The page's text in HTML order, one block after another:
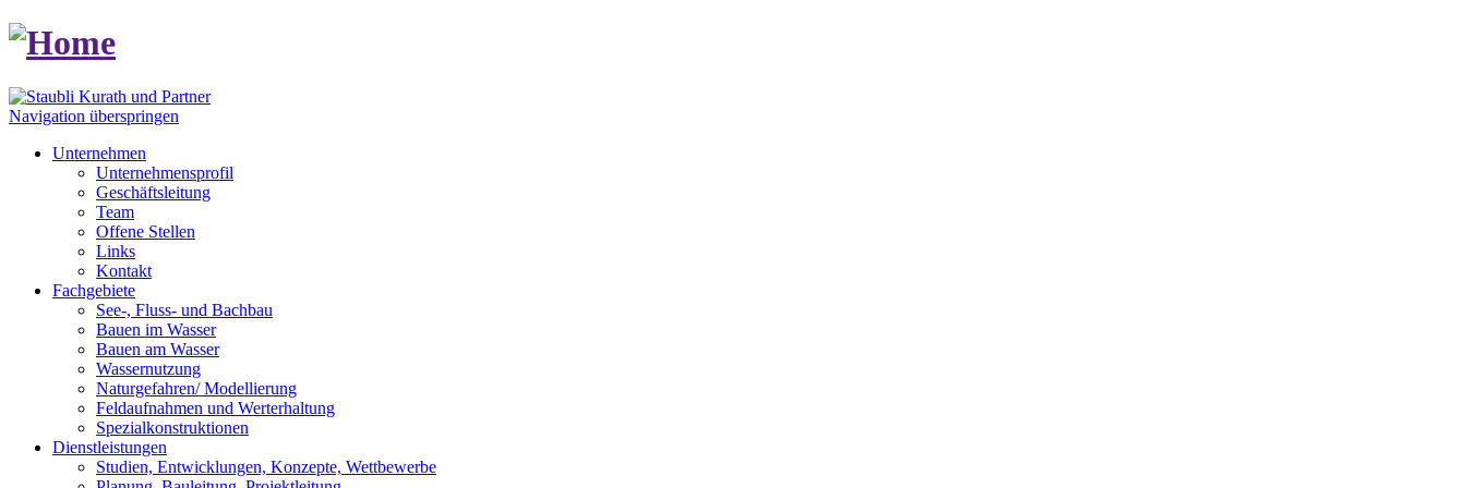
Navigation überspringen
Unternehmen
Unternehmensprofil
Geschäftsleitung
Team
Offene Stellen
Links
Kontakt
Fachgebiete
See-, Fluss- und Bachbau
Bauen im Wasser
Bauen am Wasser
Wassernutzung
Naturgefahren/ Modellierung
Feldaufnahmen und Werterhaltung
Spezialkonstruktionen
Dienstleistungen
Studien, Entwicklungen, Konzepte, Wettbewerbe